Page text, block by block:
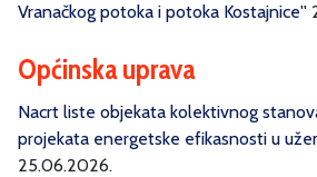
Vranačkog potoka i potoka Kostajnice''
Općinska uprava
Nacrt liste objekata kolektivnog
projekata energetske efikasnosti u
25.06.2026.